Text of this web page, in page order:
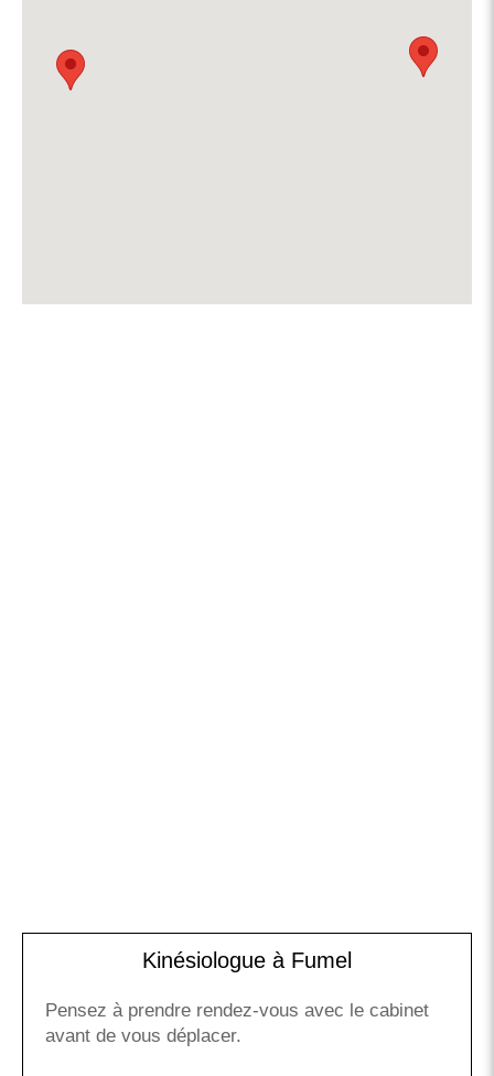
Kinésiologue à Fumel
Pensez à prendre rendez-vous avec le cabinet
avant de vous déplacer.